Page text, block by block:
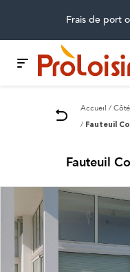
Frais de port
Accueil
Fauteuil
Fauteuil